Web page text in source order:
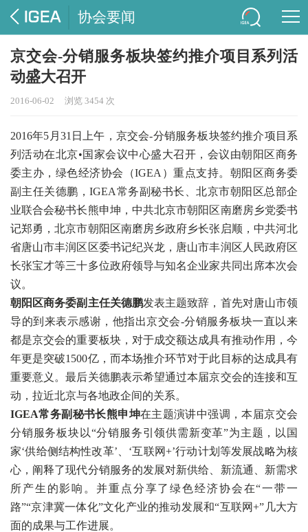
协会要闻
京交会-分销服务板块签约推介项目系列活
动盛大召开
2016-06-02 浏览 3454 次
2016年5月31日上午，京交会-分销服务板块签约推介项目系
列活动在北京•国家会议中心盛大召开，会议由朝阳区商务
委主办，绿色经济协会（IGEA）重点支持。朝阳区商务委
副主任关德鹏，IGEA常务副秘书长、北京市朝阳区总部企
业联合会秘书长熊申坤，中共北京市朝阳区南磨房乡党委书
记郑勇，北京市朝阳区南磨房乡政府乡长张启顺，中共河北
省唐山市丰润区区委书记纪兴龙，唐山市丰润区人民政府区
长张宝才等三十多位政府领导与知名企业家共同出席本次会
议。
朝阳区商务委副主任关德鹏发表主题致辞，首先对唐山市领
导的到来表示感谢，他指出京交会-分销服务板块一直以来
都是京交会的重要板块，对于成交额达成具有推动作用，今
年更是突破1500亿，而本场推介环节对于此目标的达成具有
重要意义。最后关德鹏表示希望通过本届京交会的连接和互
动，拉近北京与各地政企间的关系。
IGEA常务副秘书长熊申坤在主题演讲中强调，本届京交会
分销服务板块以“分销服务引领供需新变革”为主题，以国
家‘供给侧结构性改革’、‘互联网+’行动计划等发展战略为核
心，阐释了现代分销服务的发展对新供给、新流通、新需求
所产生的影响。并重点分享了绿色经济协会在“一带一
路”“京津冀一体化”文化产业的推动发展和“互联网+”几大方
面的成果与工作进展。